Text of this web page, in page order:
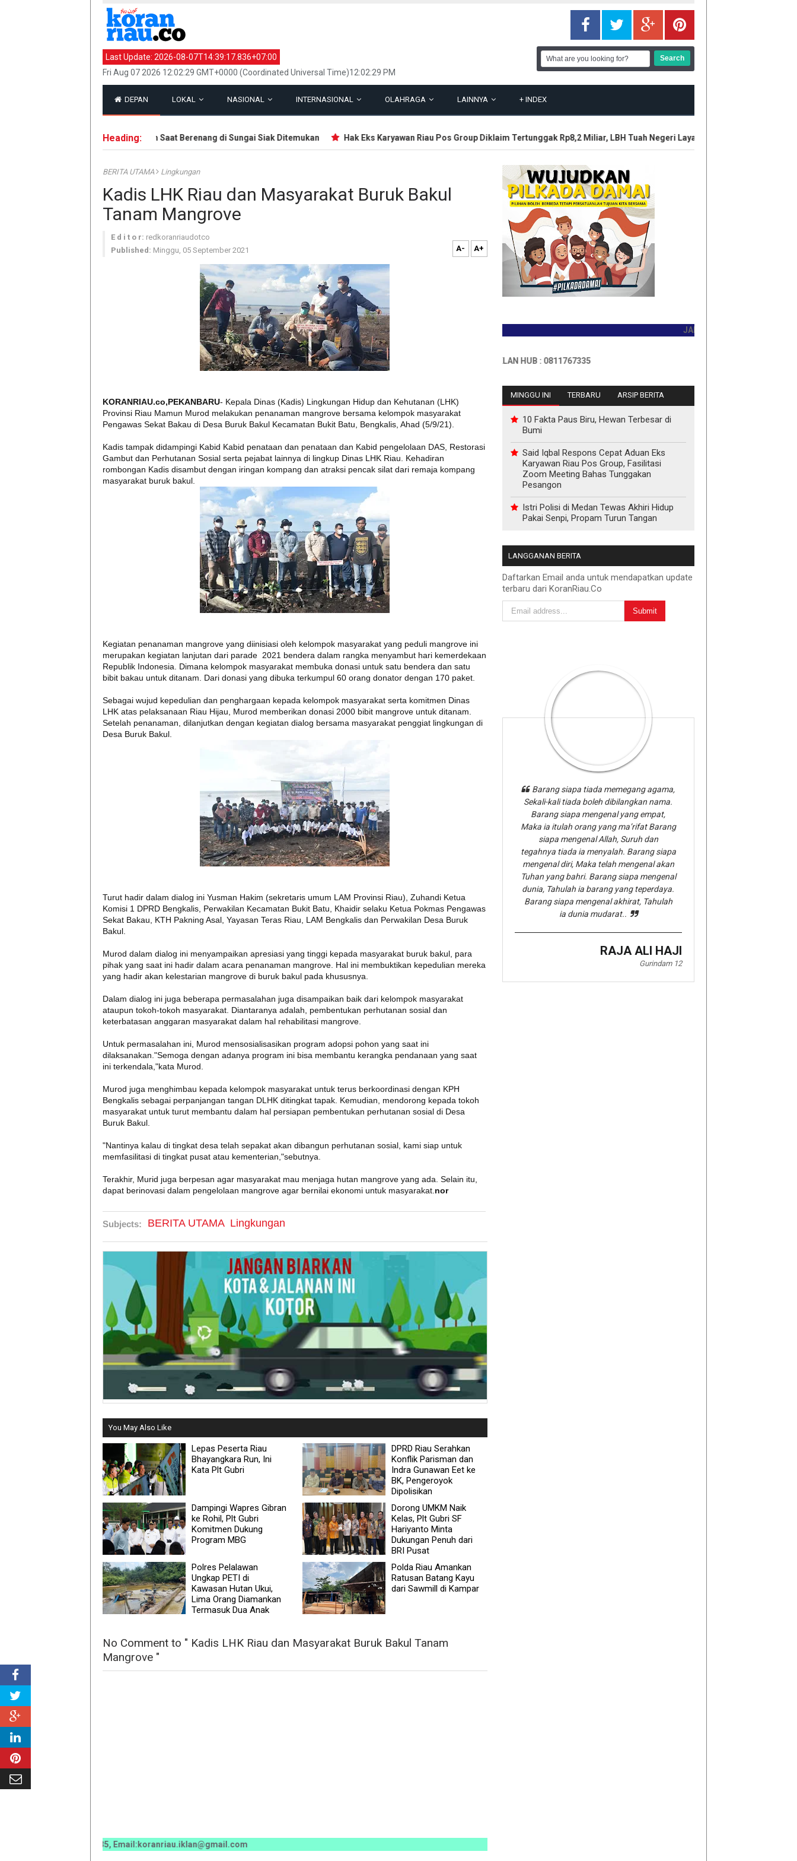
Last Update: 2026-08-07T14:39:17.836+07:00
Fri Aug 07 2026 12:02:29 GMT+0000 (Coordinated Universal Time)12:02:29 PM
DEPAN LOKAL NASIONAL INTERNASIONAL OLAHRAGA LAINNYA + INDEX
Heading:
Jasad Remaja Tenggelam Saat Berenang di Sungai Siak Ditemukan Hak Eks Karyawan Riau Pos Group Diklaim Tertunggak Rp8,2 Miliar, LBH Tuah Negeri Layangkan Somasi ke Manajemen
BERITA UTAMA Lingkungan
Kadis LHK Riau dan Masyarakat Buruk Bakul
Tanam Mangrove
E d i t o r: redkoranriaudotco
Published: Minggu, 05 September 2021 A- A+
KORANRIAU.co,PEKANBARU- Kepala Dinas (Kadis) Lingkungan Hidup dan Kehutanan (LHK)
Provinsi Riau Mamun Murod melakukan penanaman mangrove bersama kelompok masyarakat
Pengawas Sekat Bakau di Desa Buruk Bakul Kecamatan Bukit Batu, Bengkalis, Ahad (5/9/21).
Kadis tampak didampingi Kabid Kabid penataan dan penataan dan Kabid pengelolaan DAS, Restorasi
Gambut dan Perhutanan Sosial serta pejabat lainnya di lingkup Dinas LHK Riau. Kehadiran
rombongan Kadis disambut dengan iringan kompang dan atraksi pencak silat dari remaja kompang
masyarakat buruk bakul.
Kegiatan penanaman mangrove yang diinisiasi oleh kelompok masyarakat yang peduli mangrove ini
merupakan kegiatan lanjutan dari parade 2021 bendera dalam rangka menyambut hari kemerdekaan
Republik Indonesia. Dimana kelompok masyarakat membuka donasi untuk satu bendera dan satu
bibit bakau untuk ditanam. Dari donasi yang dibuka terkumpul 60 orang donator dengan 170 paket.
Sebagai wujud kepedulian dan penghargaan kepada kelompok masyarakat serta komitmen Dinas
LHK atas pelaksanaan Riau Hijau, Murod memberikan donasi 2000 bibit mangrove untuk ditanam.
Setelah penanaman, dilanjutkan dengan kegiatan dialog bersama masyarakat penggiat lingkungan di
Desa Buruk Bakul.
Turut hadir dalam dialog ini Yusman Hakim (sekretaris umum LAM Provinsi Riau), Zuhandi Ketua
Komisi 1 DPRD Bengkalis, Perwakilan Kecamatan Bukit Batu, Khaidir selaku Ketua Pokmas Pengawas
Sekat Bakau, KTH Pakning Asal, Yayasan Teras Riau, LAM Bengkalis dan Perwakilan Desa Buruk
Bakul.
Murod dalam dialog ini menyampaikan apresiasi yang tinggi kepada masyarakat buruk bakul, para
pihak yang saat ini hadir dalam acara penanaman mangrove. Hal ini membuktikan kepedulian mereka
yang hadir akan kelestarian mangrove di buruk bakul pada khususnya.
Dalam dialog ini juga beberapa permasalahan juga disampaikan baik dari kelompok masyarakat
ataupun tokoh-tokoh masyarakat. Diantaranya adalah, pembentukan perhutanan sosial dan
keterbatasan anggaran masyarakat dalam hal rehabilitasi mangrove.
Untuk permasalahan ini, Murod mensosialisasikan program adopsi pohon yang saat ini
dilaksanakan."Semoga dengan adanya program ini bisa membantu kerangka pendanaan yang saat
ini terkendala,"kata Murod.
Murod juga menghimbau kepada kelompok masyarakat untuk terus berkoordinasi dengan KPH
Bengkalis sebagai perpanjangan tangan DLHK ditingkat tapak. Kemudian, mendorong kepada tokoh
masyarakat untuk turut membantu dalam hal persiapan pembentukan perhutanan sosial di Desa
Buruk Bakul.
"Nantinya kalau di tingkat desa telah sepakat akan dibangun perhutanan sosial, kami siap untuk
memfasilitasi di tingkat pusat atau kementerian,"sebutnya.
Terakhir, Murid juga berpesan agar masyarakat mau menjaga hutan mangrove yang ada. Selain itu,
dapat berinovasi dalam pengelolaan mangrove agar bernilai ekonomi untuk masyarakat. nor
Subjects: BERITA UTAMA Lingkungan
You May Also Like
Lepas Peserta Riau
Bhayangkara Run, Ini
Kata Plt Gubri
DPRD Riau Serahkan
Konflik Parisman dan
Indra Gunawan Eet ke
BK, Pengeroyok
Dipolisikan
Dampingi Wapres Gibran
ke Rohil, Plt Gubri
Komitmen Dukung
Program MBG
Dorong UMKM Naik
Kelas, Plt Gubri SF
Hariyanto Minta
Dukungan Penuh dari
BRI Pusat
Polres Pelalawan
Ungkap PETI di
Kawasan Hutan Ukui,
Lima Orang Diamankan
Termasuk Dua Anak
Polda Riau Amankan
Ratusan Batang Kayu
dari Sawmill di Kampar
No Comment to " Kadis LHK Riau dan Masyarakat Buruk Bakul Tanam
Mangrove "
0070 / 0811 7673 35, Email:koranriau.iklan@gmail.com
JADILAH PEMBACA PERTAMA HARI
INFO PEMASANGAN IKLAN HUB : 0811767335
MINGGU INI TERBARU ARSIP BERITA
10 Fakta Paus Biru, Hewan Terbesar di
Bumi
Said Iqbal Respons Cepat Aduan Eks
Karyawan Riau Pos Group, Fasilitasi
Zoom Meeting Bahas Tunggakan
Pesangon
Istri Polisi di Medan Tewas Akhiri Hidup
Pakai Senpi, Propam Turun Tangan
LANGGANAN BERITA
Daftarkan Email anda untuk mendapatkan update
terbaru dari KoranRiau.Co
Barang siapa tiada memegang agama,
Sekali-kali tiada boleh dibilangkan nama.
Barang siapa mengenal yang empat,
Maka ia itulah orang yang ma’rifat Barang
siapa mengenal Allah, Suruh dan
tegahnya tiada ia menyalah. Barang siapa
mengenal diri, Maka telah mengenal akan
Tuhan yang bahri. Barang siapa mengenal
dunia, Tahulah ia barang yang teperdaya.
Barang siapa mengenal akhirat, Tahulah
ia dunia mudarat..
RAJA ALI HAJI
Gurindam 12